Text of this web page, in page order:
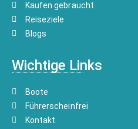
Kaufen gebraucht
Reiseziele
Blogs
Wichtige Links
Boote
Führerscheinfrei
Kontakt